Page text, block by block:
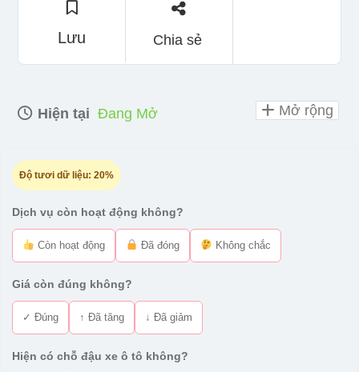
Lưu Chia sẻ
Hiện tại Đang Mở
Độ tươi dữ liệu: 20%
Dịch vụ còn hoạt động không?
Còn hoạt động Đã đóng Không chắc
Giá còn đúng không?
✓ Đúng ↑ Đã tăng ↓ Đã giảm
Hiện có chỗ đậu xe ô tô không?
Mở rộng